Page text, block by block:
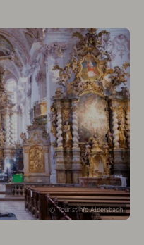
© Touristinfo Aldersbach